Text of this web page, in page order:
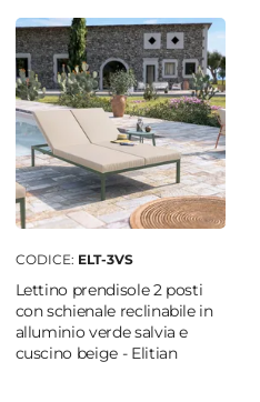
Manovella
CODICE: ELT-3VS
Lettino prendisole 2 posti
con schienale reclinabile in
alluminio verde salvia e
cuscino beige - Elitian